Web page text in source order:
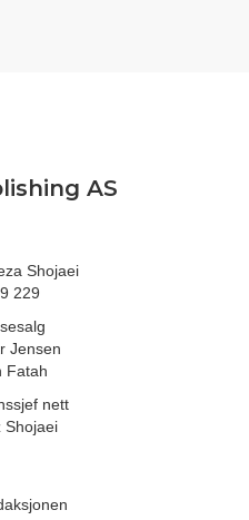
AS
Shojaei
229
Jensen
Fatah
nett
Shojaei